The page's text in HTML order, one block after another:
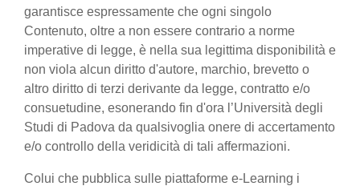
garantisce espressamente che ogni singolo
Contenuto, oltre a non essere contrario a norme
imperative di legge, è nella sua legittima disponibilità e
non viola alcun diritto d'autore, marchio, brevetto o
altro diritto di terzi derivante da legge, contratto e/o
consuetudine, esonerando fin d'ora l’Università degli
Studi di Padova da qualsivoglia onere di accertamento
e/o controllo della veridicità di tali affermazioni.
Colui che pubblica sulle piattaforme e-Learning i